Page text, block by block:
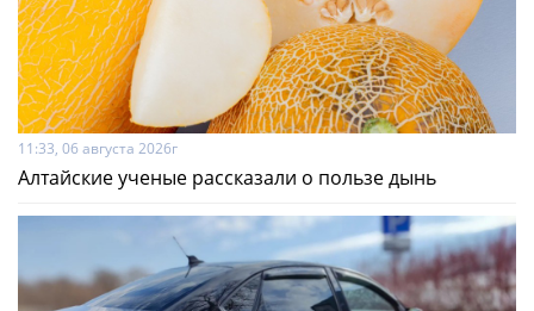
11:33, 06 августа 2026г
Алтайские ученые рассказали о пользе дынь